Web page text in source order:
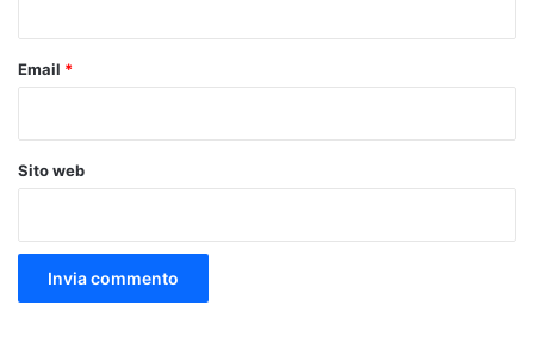
Email *
Sito web